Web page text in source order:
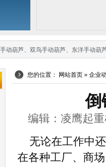
动葫芦、 双鸟手动葫芦、 东洋手动葫
您的位置： 网站首页 » 企业
倒
编辑：凌鹰起
无论在工作中
在各种工厂、商